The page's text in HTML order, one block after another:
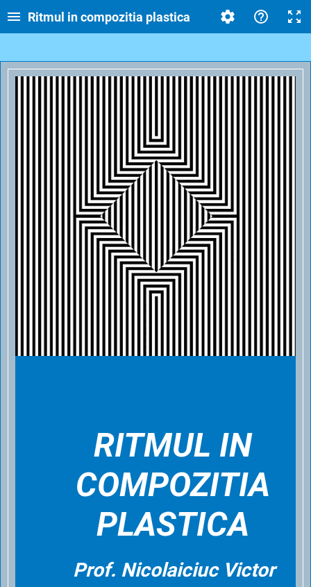
Ritmul in compozitia plastica
RITMUL IN
COMPOZITIA
PLASTICA
Prof. Nicolaiciuc Victor